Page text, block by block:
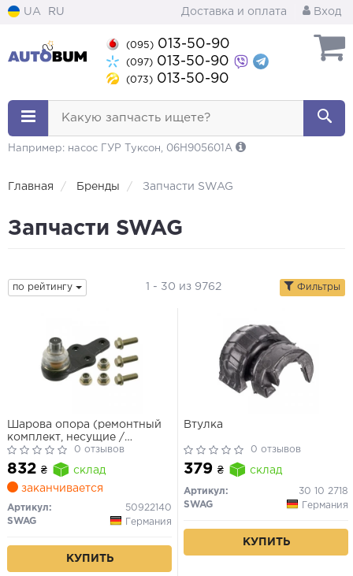
UA RU Доставка и оплата Вход
(095) 013-50-90
(097) 013-50-90
(073) 013-50-90
Какую запчасть ищете?
Например: насос ГУР Туксон, 06H905601A
Главная Бренды Запчасти SWAG
Запчасти SWAG
по рейтингу 1 - 30 из 9762 Фильтры
Шарова опора (ремонтный
комплект, несущие /
направляющие шарниры)
0 отзывов
832 ₴
склад
заканчивается
Артикул:
50922140
SWAG
Германия
КУПИТЬ
Втулка
0 отзывов
379 ₴ склад
Артикул:
30 10 2718
SWAG
Германия
КУПИТЬ